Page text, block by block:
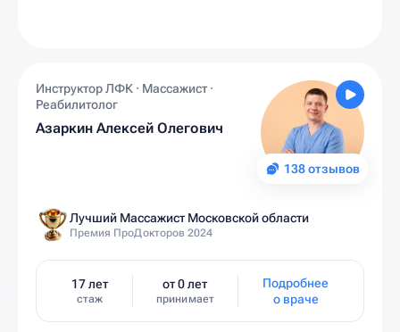
138 отзывов
Инструктор ЛФК · Массажист ·
Реабилитолог
Азаркин Алексей Олегович
Лучший Массажист Московской области
Премия ПроДокторов 2024
17 лет
стаж
от 0 лет
принимает
Подробнее
о враче